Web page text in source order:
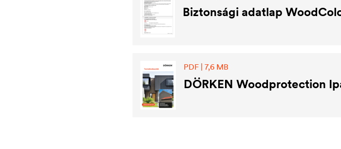
Biztonsági adatlap
PDF | 7,6 MB
DÖRKEN Woodprotection